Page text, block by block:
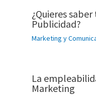
¿Quieres
Publicidad?
Marketing y
La
Marketing